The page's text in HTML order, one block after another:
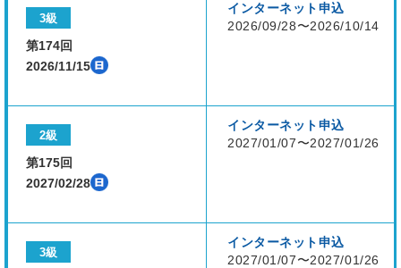
3級
第174回
2026/11/15
インターネット申込
2026/09/28〜2026/10/14
2級
第175回
2027/02/28
インターネット申込
2027/01/07〜2027/01/26
3級
インターネット申込
2027/01/07〜2027/01/26